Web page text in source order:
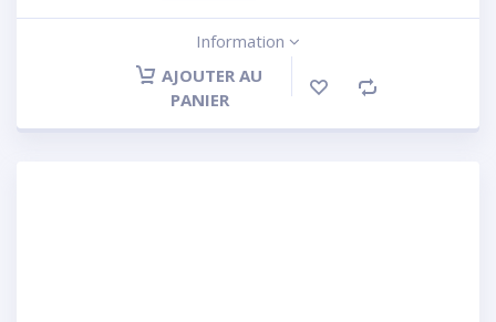
Information
AJOUTER AU
PANIER